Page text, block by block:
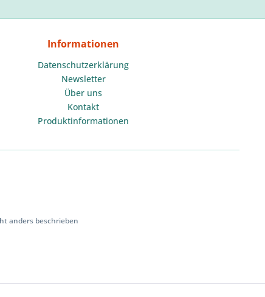
Informationen
Datenschutzerklärung
Newsletter
Über uns
Kontakt
Produktinformationen
anders beschrieben